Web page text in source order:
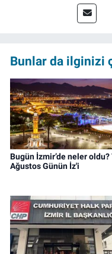
ve
Bunlar da ilginizi
Bugün İzmir’de neler oldu?
Ağustos Günün İz'i